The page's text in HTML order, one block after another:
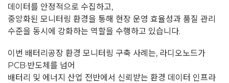
데이터를 안정적으로 수집하고,
중앙화된 모니터링 환경을 통해 현장 운영 효율성과 품질 관리
수준을 동시에 강화하는 역할을 수행하고 있습니다.
이번 배터리공장 환경 모니터링 구축 사례는, 라디오노드가
PCB·반도체를 넘어
배터리 및 에너지 산업 전반에서 신뢰받는 환경 데이터 인프라